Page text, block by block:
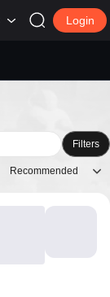
Login
Filters
Recommended